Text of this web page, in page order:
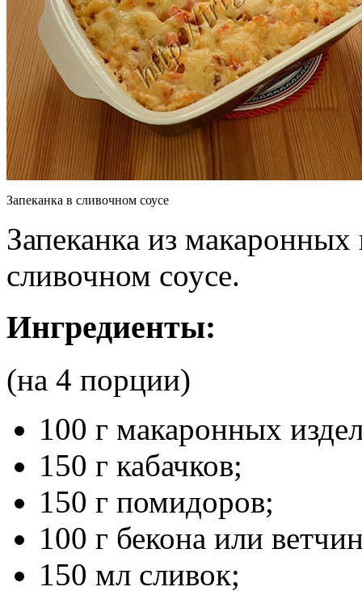
Запеканка в сливочном соусе
Запеканка из
сливочном соусе.
Ингредиенты:
(на 4 порции)
100 г макаронных
150 г кабачков;
150 г помидоров;
100 г бекона или
150 мл сливок;